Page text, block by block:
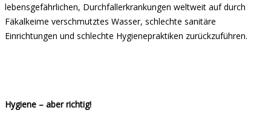
lebensgefährlichen, Durchfallerkrankungen weltweit auf durch
Fäkalkeime verschmutztes Wasser, schlechte sanitäre
Einrichtungen und schlechte Hygienepraktiken zurückzuführen.
Hygiene – aber richtig!